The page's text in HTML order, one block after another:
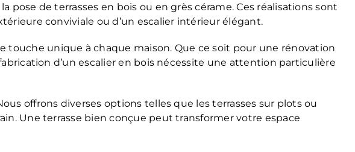
pose de terrasses en bois ou en grès cérame. Ces réalisations sont
conviviale ou d’un escalier intérieur élégant.
unique à chaque maison. Que ce soit pour une rénovation
d’un escalier en bois nécessite une attention particulière
offrons diverses options telles que les terrasses sur plots ou
Une terrasse bien conçue peut transformer votre espace